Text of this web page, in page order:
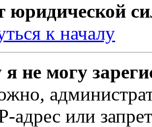
юридической
к началу
не могу
адрес или